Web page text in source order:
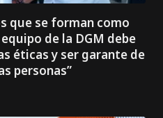
que se forman como
de la DGM debe
éticas y ser garante de
personas”